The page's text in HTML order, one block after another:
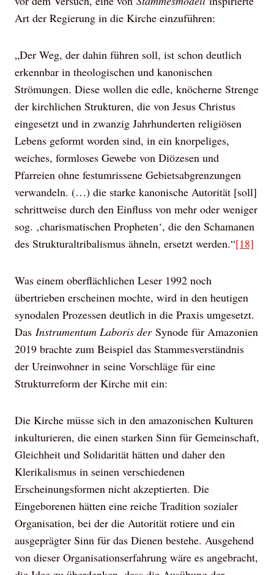
Art der Regierung in die Kirche einzuführen:
„Der Weg, der dahin führen soll, ist schon deutlich
erkennbar in theologischen und kanonischen
Strömungen. Diese wollen die edle, knöcherne Strenge
der kirchlichen Strukturen, die von Jesus Christus
eingesetzt und in zwanzig Jahrhunderten religiösen
Lebens geformt worden sind, in ein knorpeliges,
weiches, formloses Gewebe von Diözesen und
Pfarreien ohne festumrissene Gebietsabgrenzungen
verwandeln. (…) die starke kanonische Autorität [soll]
schrittweise durch den Einfluss von mehr oder weniger
sog. ‚charismatischen Propheten‘, die den Schamanen
des Strukturaltribalismus ähneln, ersetzt werden.“[18]
Was einem oberflächlichen Leser 1992 noch
übertrieben erscheinen mochte, wird in den heutigen
synodalen Prozessen deutlich in die Praxis umgesetzt.
Das Instrumentum Laboris der Synode für Amazonien
2019 brachte zum Beispiel das Stammesverständnis
der Ureinwohner in seine Vorschläge für eine
Strukturreform der Kirche mit ein:
Die Kirche müsse sich in den amazonischen Kulturen
inkulturieren, die einen starken Sinn für Gemeinschaft,
Gleichheit und Solidarität hätten und daher den
Klerikalismus in seinen verschiedenen
Erscheinungsformen nicht akzeptierten. Die
Eingeborenen hätten eine reiche Tradition sozialer
Organisation, bei der die Autorität rotiere und ein
ausgeprägter Sinn für das Dienen bestehe. Ausgehend
von dieser Organisationserfahrung wäre es angebracht,